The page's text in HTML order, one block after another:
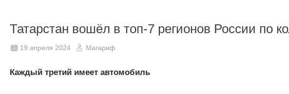
Татарстан вошёл в топ-7 регионов России по
19 апреля 2024 Магариф
Каждый третий имеет автомобиль